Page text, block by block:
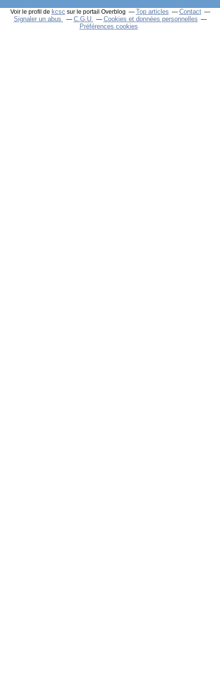
Voir le profil de kcsc sur le portail Overblog Top articles
Contact
Signaler un abus
C.G.U.
Cookies et données personnelles
Préférences cookies